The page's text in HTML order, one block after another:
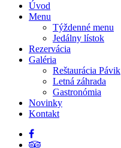
Úvod
Menu
Týždenné menu
Jedálny lístok
Rezervácia
Galéria
Reštaurácia Pávik
Letná záhrada
Gastronómia
Novinky
Kontakt